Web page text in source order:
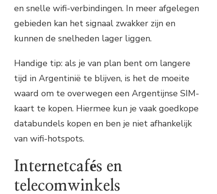
en snelle wifi-verbindingen. In meer afgelegen
gebieden kan het signaal zwakker zijn en
kunnen de snelheden lager liggen.
Handige tip: als je van plan bent om langere
tijd in Argentinië te blijven, is het de moeite
waard om te overwegen een Argentijnse SIM-
kaart te kopen. Hiermee kun je vaak goedkope
databundels kopen en ben je niet afhankelijk
van wifi-hotspots.
Internetcafés en
telecomwinkels